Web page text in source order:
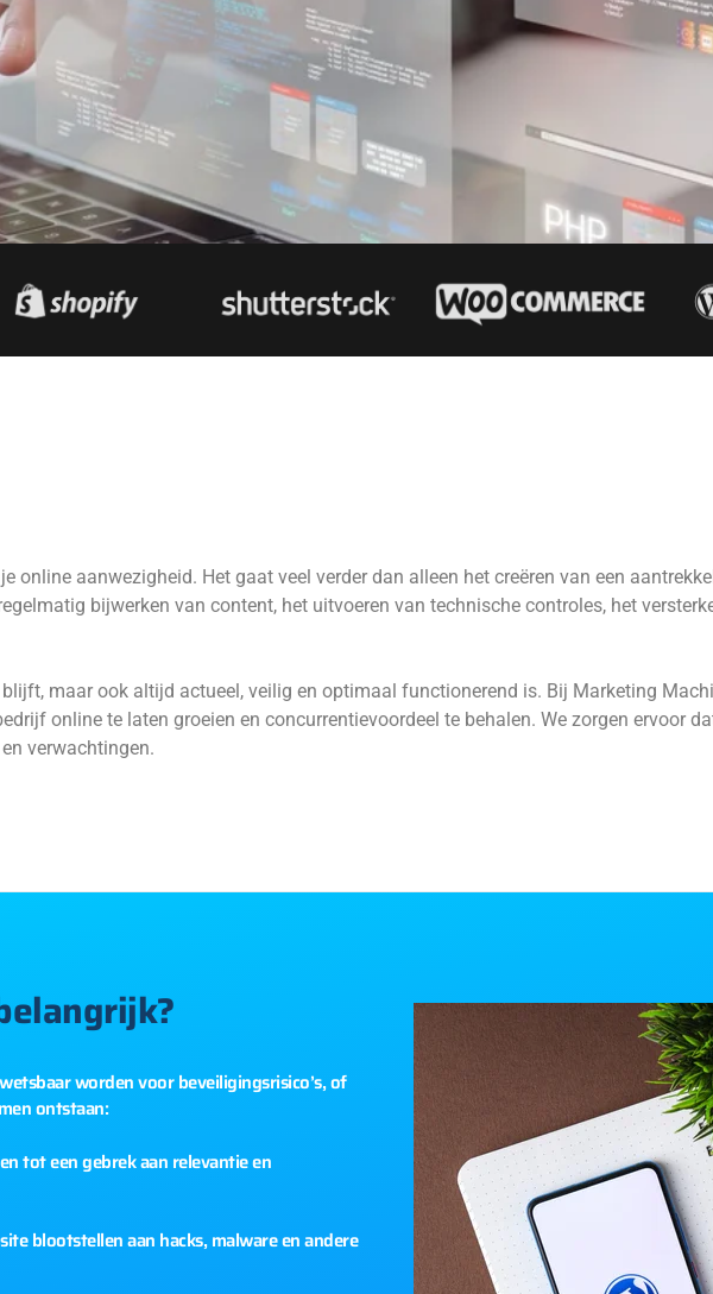
online aanwezigheid. Het gaat veel verder dan alleen het creëren van een
bijwerken van content, het uitvoeren van technische controles, het
maar ook altijd actueel, veilig en optimaal functionerend is. Bij Marketing
online te laten groeien en concurrentievoordeel te behalen. We zorgen ervoor
verwachtingen.
worden voor beveiligingsrisico’s, of
ontstaan:
tot een gebrek aan relevantie en
blootstellen aan hacks, malware en andere